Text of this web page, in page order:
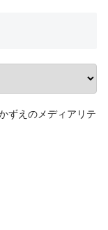
ずえのメディアリテ